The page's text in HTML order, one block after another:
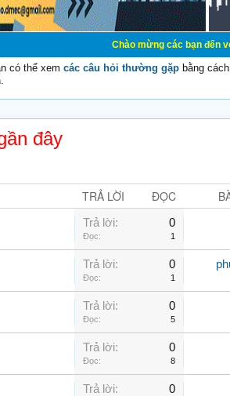
Chào mừng các bạn đến với Diễn
có thể xem các câu hỏi thường gặp bằng
đây
TRẢ LỜI ĐỌC
Trả lời: 0
Đọc: 1
Trả lời: 0
Đọc: 1
Trả lời: 0
Đọc: 5
Trả lời: 0
Đọc: 8
Trả lời: 0